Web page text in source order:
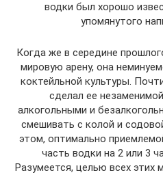
водки был хорошо
упомянутого
Когда же в середине
мировую арену, она
коктейльной культуры.
сделал ее
алкогольными и
смешивать с колой и
этом, оптимально
часть водки на 2 или 3
Разумеется, целью всех этих